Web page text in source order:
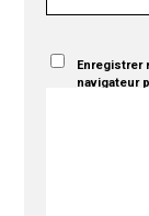
Enregistrer
navigateur